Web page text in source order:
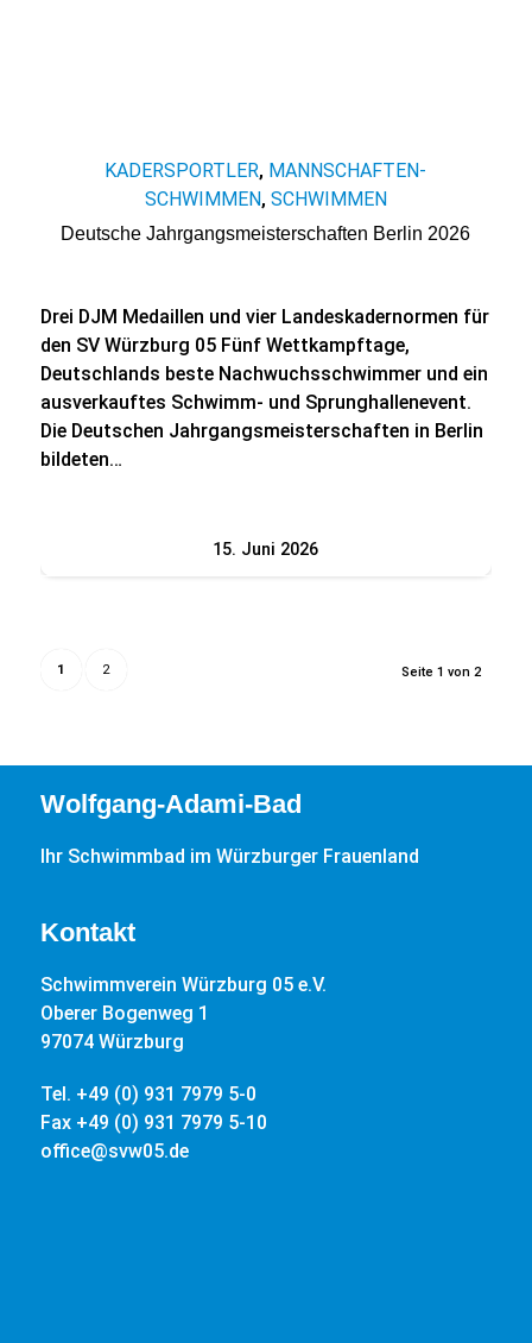
KADERSPORTLER, MANNSCHAFTEN-
SCHWIMMEN, SCHWIMMEN
Deutsche Jahrgangsmeisterschaften Berlin 2026
Drei DJM Medaillen und vier Landeskadernormen für
den SV Würzburg 05 Fünf Wettkampftage,
Deutschlands beste Nachwuchsschwimmer und ein
ausverkauftes Schwimm- und Sprunghallenevent.
Die Deutschen Jahrgangsmeisterschaften in Berlin
bildeten…
15. Juni 2026
Seite 1 von 2
1 2
Wolfgang-Adami-Bad
Ihr Schwimmbad im Würzburger Frauenland
Kontakt
Schwimmverein Würzburg 05 e.V.
Oberer Bogenweg 1
97074 Würzburg
Tel. +49 (0) 931 7979 5-0
Fax +49 (0) 931 7979 5-10
office@svw05.de